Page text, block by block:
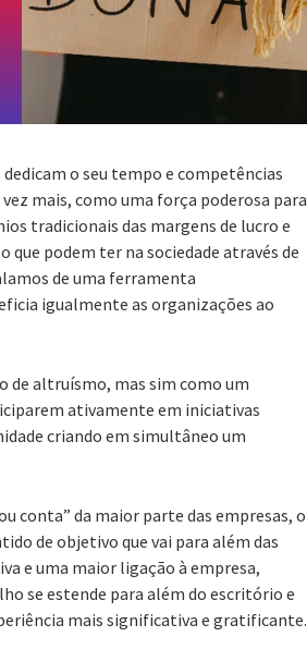
o seu tempo e competências
mais, como uma força poderosa para
tradicionais das margens de lucro e
podem ter na sociedade através de
de uma ferramenta
igualmente as organizações ao
de altruísmo, mas sim como um
ativamente em iniciativas
criando em simultâneo um
conta” da maior parte das empresas, o
de objetivo que vai para além das
e uma maior ligação à empresa,
se estende para além do escritório e
mais significativa e gratificante.